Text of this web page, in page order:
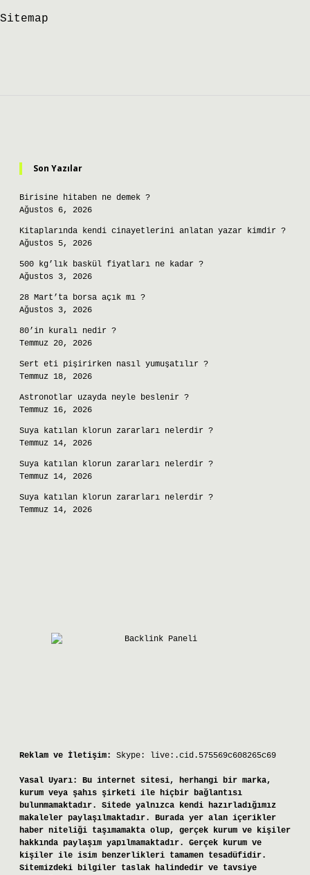
Sitemap
Son Yazılar
Birisine hitaben ne demek ?
Ağustos 6, 2026
Kitaplarında kendi cinayetlerini anlatan yazar kimdir ?
Ağustos 5, 2026
500 kg’lık baskül fiyatları ne kadar ?
Ağustos 3, 2026
28 Mart’ta borsa açık mı ?
Ağustos 3, 2026
80’in kuralı nedir ?
Temmuz 20, 2026
Sert eti pişirirken nasıl yumuşatılır ?
Temmuz 18, 2026
Astronotlar uzayda neyle beslenir ?
Temmuz 16, 2026
Suya katılan klorun zararları nelerdir ?
Temmuz 14, 2026
Suya katılan klorun zararları nelerdir ?
Temmuz 14, 2026
Suya katılan klorun zararları nelerdir ?
Temmuz 14, 2026
Reklam ve İletişim: Skype: live:.cid.575569c608265c69
Yasal Uyarı:
Bu internet sitesi, herhangi bir marka,
kurum veya şahıs şirketi ile hiçbir bağlantısı
bulunmamaktadır. Sitede yalnızca kendi hazırladığımız
makaleler paylaşılmaktadır. Burada yer alan içerikler
haber niteliği taşımamakta olup, gerçek kurum ve kişiler
hakkında paylaşım yapılmamaktadır. Gerçek kurum ve
kişiler ile isim benzerlikleri tamamen tesadüfidir.
Sitemizdeki bilgiler taslak halindedir ve tavsiye